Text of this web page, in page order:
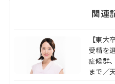
関連
【東
受精を
症候群
まで／